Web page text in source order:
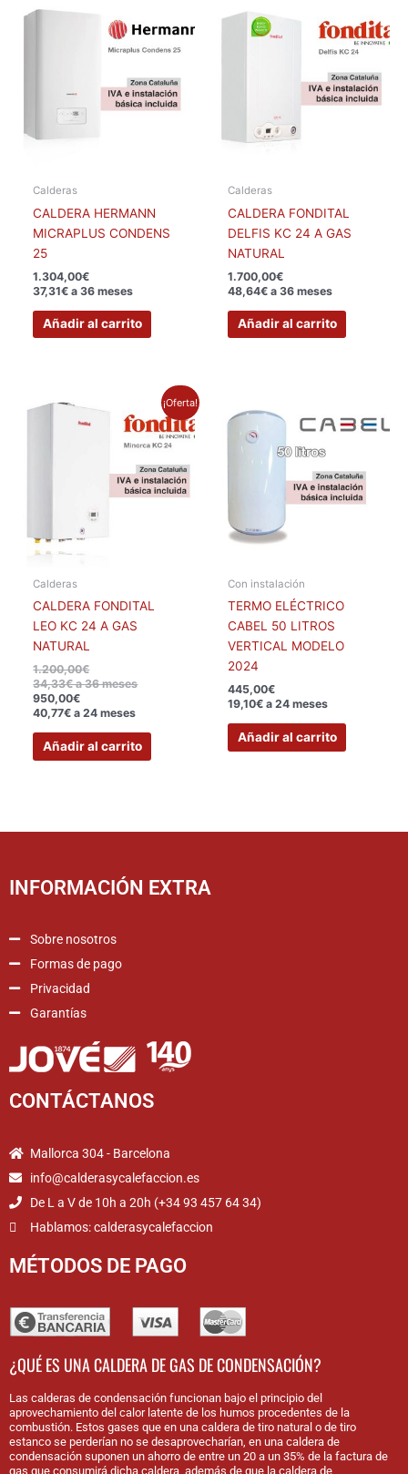
Calderas
CALDERA HERMANN
MICRAPLUS CONDENS
25
1.304,00€
37,31€ a 36 meses
Añadir al carrito
Calderas
CALDERA FONDITAL
DELFIS KC 24 A GAS
NATURAL
1.700,00€
48,64€ a 36 meses
Añadir al carrito
¡Oferta!
Calderas
CALDERA FONDITAL
LEO KC 24 A GAS
NATURAL
1.200,00€
34,33€ a 36 meses
precio
original
era:
950,00€
40,77€ a 24 meses
precio
actual
Añadir al carrito
Con instalación
TERMO ELÉCTRICO
CABEL 50 LITROS
VERTICAL MODELO
2024
445,00€
19,10€ a 24 meses
Añadir al carrito
INFORMACIÓN EXTRA
Sobre nosotros
Formas de pago
Privacidad
Garantías
CONTÁCTANOS
Mallorca 304 - Barcelona
info@calderasycalefaccion.es
De L a V de 10h a 20h (+34 93 457 64 34)
Hablamos: calderasycalefaccion
MÉTODOS DE PAGO
¿QUÉ ES UNA CALDERA DE GAS DE CONDENSACIÓN?
Las calderas de condensación funcionan bajo el principio del
aprovechamiento del calor latente de los humos procedentes de la
combustión. Estos gases que en una caldera de tiro natural o de tiro
estanco se perderían no se desaprovecharían, en una caldera de
condensación suponen un ahorro de entre un 20 a un 35% de la factura de
gas que consumirá dicha caldera, además de que la caldera de